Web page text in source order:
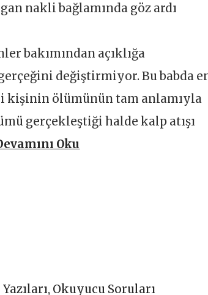
nakli bağlamında göz ardı
bakımından açıklığa
değiştirmiyor. Bu babda
kişinin ölümünün tam anlamıyla
gerçekleştiği halde kalp atışı
Oku
, Okuyucu Soruları